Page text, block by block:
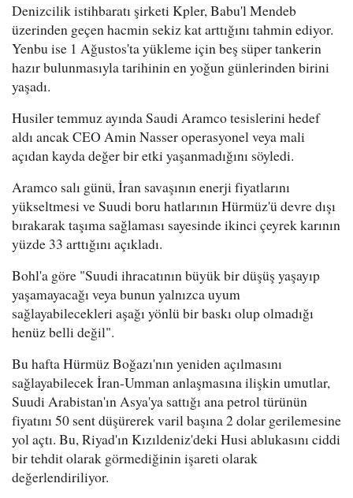
Denizcilik istihbaratı şirketi Kpler, Babu'l Mendeb
üzerinden geçen hacmin sekiz kat arttığını tahmin ediyor.
Yenbu ise 1 Ağustos'ta yükleme için beş süper tankerin
hazır bulunmasıyla tarihinin en yoğun günlerinden birini
yaşadı.
Husiler temmuz ayında Saudi Aramco tesislerini hedef
aldı ancak CEO Amin Nasser operasyonel veya mali
açıdan kayda değer bir etki yaşanmadığını söyledi.
Aramco salı günü, İran savaşının enerji fiyatlarını
yükseltmesi ve Suudi boru hatlarının Hürmüz'ü devre dışı
bırakarak taşıma sağlaması sayesinde ikinci çeyrek karının
yüzde 33 arttığını açıkladı.
Bohl'a göre "Suudi ihracatının büyük bir düşüş yaşayıp
yaşamayacağı veya bunun yalnızca uyum
sağlayabilecekleri aşağı yönlü bir baskı olup olmadığı
henüz belli değil".
Bu hafta Hürmüz Boğazı'nın yeniden açılmasını
sağlayabilecek İran-Umman anlaşmasına ilişkin umutlar,
Suudi Arabistan'ın Asya'ya sattığı ana petrol türünün
fiyatını 50 sent düşürerek varil başına 2 dolar gerilemesine
yol açtı. Bu, Riyad'ın Kızıldeniz'deki Husi ablukasını ciddi
bir tehdit olarak görmediğinin işareti olarak
değerlendiriliyor.